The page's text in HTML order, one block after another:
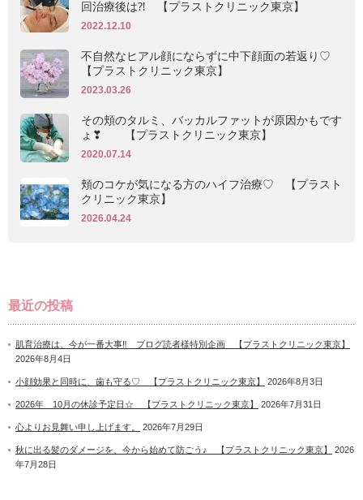
回治療後は⁈ 【プラストクリニック東京】
2022.12.10
不自然なヒアル顔にならずに中下顔面の若返り♡
【プラストクリニック東京】
2023.03.26
その頬のタルミ、バッカルファットが原因かもです
ょ❣ 【プラストクリニック東京】
2020.07.14
頬のコケが気になる方のハイフ治療♡ 【プラスト
クリニック東京】
2026.04.24
最近の投稿
肌育治療は、今が一番大事‼ ブログ読者様特別企画 【プラストクリニック東京】
2026年8月4日
小顔効果と同時に、歯も守る♡ 【プラストクリニック東京】 2026年8月3日
2026年 10月の休診予定日☆ 【プラストクリニック東京】 2026年7月31日
心よりお見舞い申し上げます。 2026年7月29日
秋に出る髪のダメージを、今から始めて防ごう♪ 【プラストクリニック東京】
2026
年7月28日